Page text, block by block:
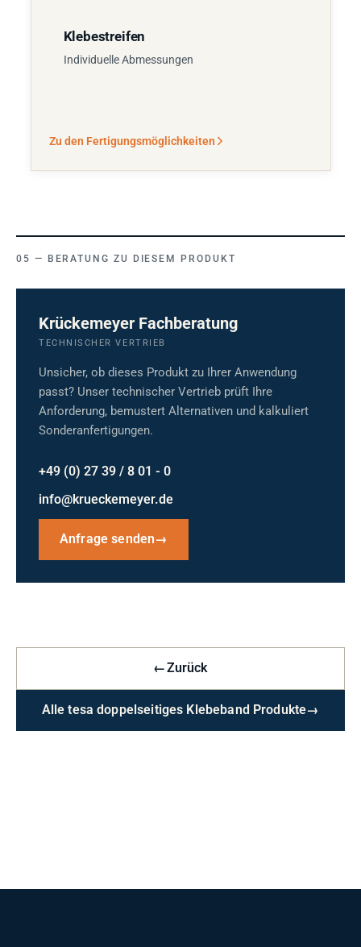
Klebestreifen
Individuelle Abmessungen
Zu den Fertigungsmöglichkeiten
BERATUNG ZU DIESEM PRODUKT
Krückemeyer Fachberatung
TECHNISCHER VERTRIEB
Unsicher, ob dieses Produkt zu Ihrer Anwendung
passt? Unser technischer Vertrieb prüft Ihre
Anforderung, bemustert Alternativen und kalkuliert
Sonderanfertigungen.
+49 (0) 27 39 / 8 01 - 0
info@krueckemeyer.de
Anfrage senden→
←Zurück
Alle tesa doppelseitiges Klebeband Produkte→